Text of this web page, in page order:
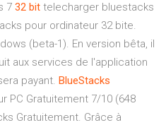
7 32 bit telecharger bluestacks
pour ordinateur 32 bite.
(beta-1). En version bêta, il
aux services de l'application
payant. BlueStacks
PC Gratuitement 7/10 (648
Gratuitement. Grâce à